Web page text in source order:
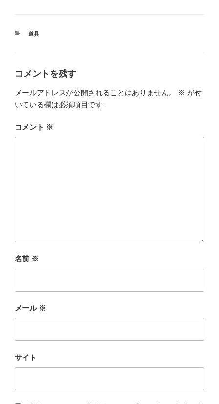
カ
道具
コメントを残す
メールアドレスが公開されることはありません。 ※ が付
いている欄は必須項目です
コメント ※
名前 ※
メール ※
サイト